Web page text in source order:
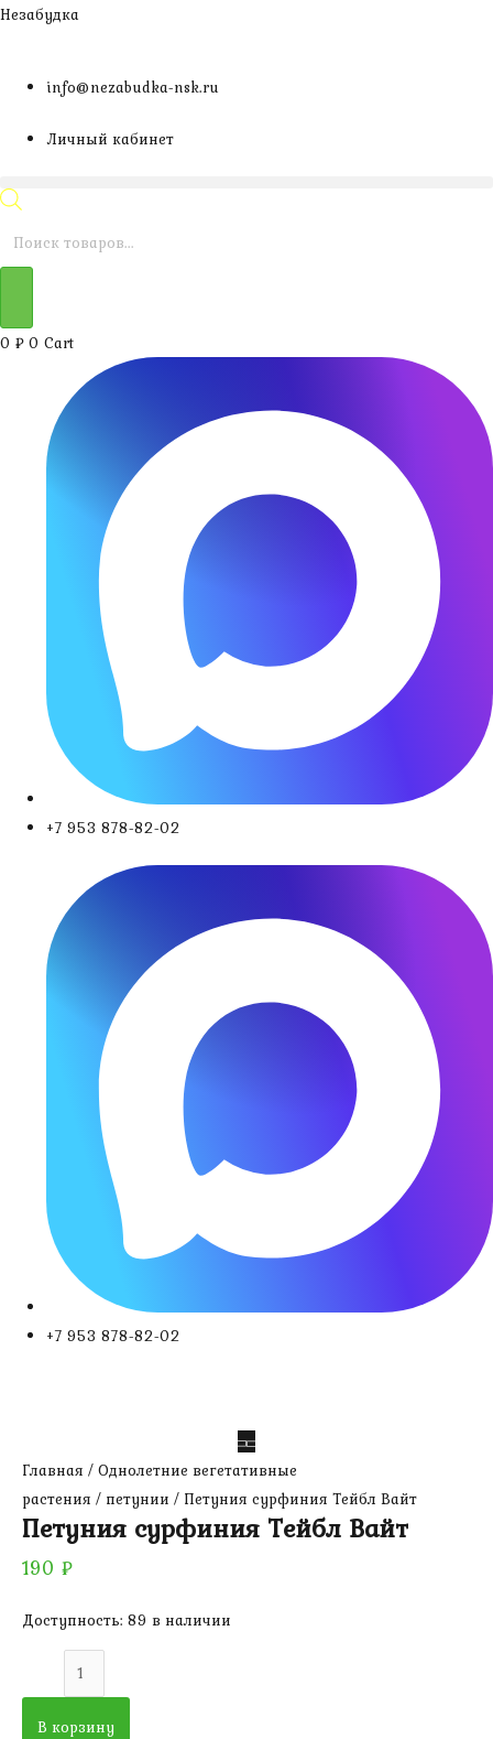
Перейти
Незабудка
info@nezabudka-nsk.ru
Личный кабинет
Поиск
0 ₽ 0 Cart
+7 953 878-82-02
+7 953 878-82-02
Главная / Однолетние вегетативные
растения / петунии / Петуния сурфиния Тейбл Вайт
Петуния сурфиния Тейбл Вайт
190 ₽
Доступность: 89 в наличии
Количество
товара
Петуния
В корзину